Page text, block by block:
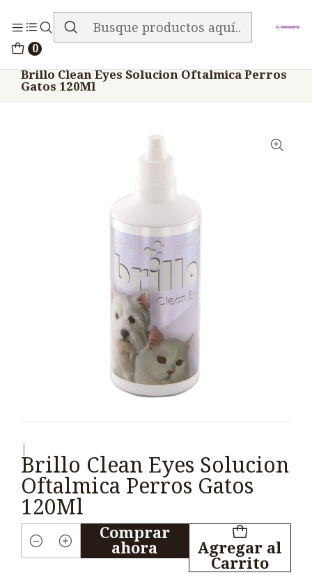
0
ENVIO GRATIS EN TODA LA TIENDA
Brillo Clean Eyes Solucion Oftalmica Perros
Gatos 120Ml
Brillo Clean Eyes Solucion
Oftalmica Perros Gatos
120Ml
Cantidad
Agregar al
Carrito
Comprar
ahora